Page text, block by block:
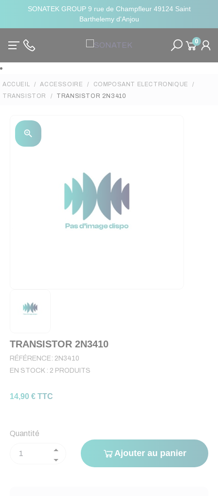
SONATEK GROUP 9 rue de Champfleur 49124 Saint
Barthelemy d'Anjou
0
ACCUEIL ACCESSOIRE
COMPOSANT ELECTRONIQUE
TRANSISTOR
TRANSISTOR 2N3410
zoom_in
TRANSISTOR 2N3410
RÉFÉRENCE: 2N3410
EN STOCK : 2 PRODUITS
14,90 € TTC
Quantité
Ajouter au panier